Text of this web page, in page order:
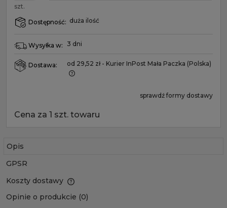
szt.
Dostępność: duża ilość
Wysyłka w: 3 dni
Dostawa: od 29,52 zł - Kurier InPost Mała Paczka (Polska)
sprawdź formy dostawy
Cena za 1 szt. towaru
Opis
GPSR
Koszty dostawy
Opinie o produkcie (0)